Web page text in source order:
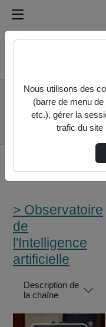
Rechercher
Accueil
> Observatoire de
l'Intelligence artificielle
(1/10) Discours
> Observatoire
de
l'Intelligence
artificielle
Description de
la chaîne
Nous utilisons des
(barre de menu
etc.), gérer la
trafic du site